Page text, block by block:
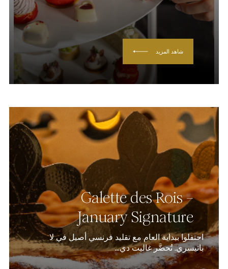
شاهد المزيد
Galette des Rois –
January Signature
احتفلوا ببداية العام مع تقليد فرنسي أصيل في لا
باتيسري. تُحضَّر غاليت دي...